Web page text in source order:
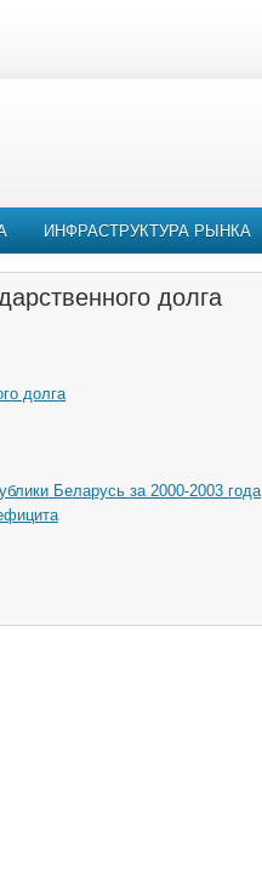
ИНФРАСТРУКТУРА РЫНКА
долга
долга
Беларусь за 2000-2003 года